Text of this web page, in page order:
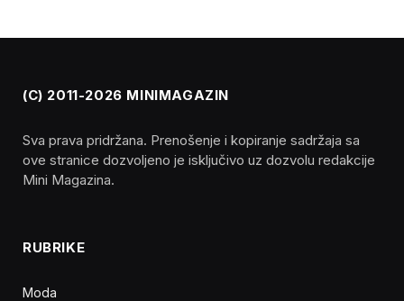
(C) 2011-2026 MINIMAGAZIN
Sva prava pridržana. Prenošenje i kopiranje sadržaja sa
ove stranice dozvoljeno je isključivo uz dozvolu redakcije
Mini Magazina.
RUBRIKE
Moda